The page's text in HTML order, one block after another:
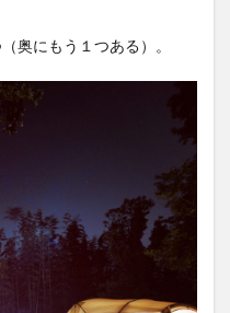
奥にもう１つある）。